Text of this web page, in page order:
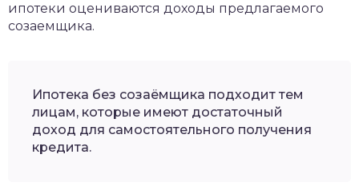
ипотеки оцениваются доходы предлагаемого
созаемщика.
Ипотека без созаёмщика подходит тем
лицам, которые имеют достаточный
доход для самостоятельного получения
кредита.